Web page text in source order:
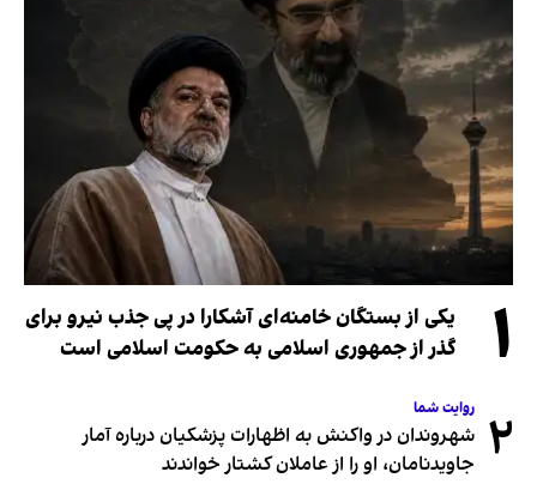
۱
یکی از بستگان خامنه‌ای آشکارا در پی جذب نیرو برای
گذر از جمهوری اسلامی به حکومت اسلامی است
۲ روایت شما
شهروندان در واکنش به اظهارات پزشکیان درباره آمار
جاویدنامان، او را از عاملان کشتار خواندند